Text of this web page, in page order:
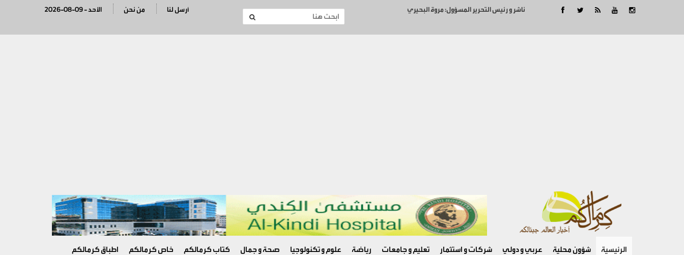
ناشر و رئيس التحرير المسؤول: مروة البحيري 2026-08-09 - الأحد من نحن أرسل لنا
الرئيسية شؤون محلية عربي و دولي شركات و استثمار تعليم و جامعات رياضة علوم و تكنولوجيا صحة و جمال كتاب كرمالكم خاص كرمالكم اطباق كرمالكم